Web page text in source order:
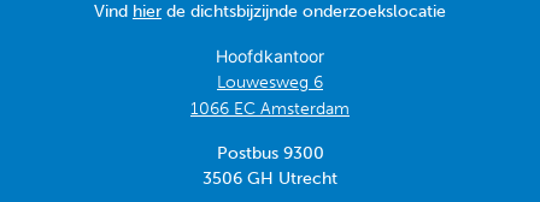
Vind hier de dichtsbijzijnde onderzoekslocatie
Hoofdkantoor
Louwesweg 6
1066 EC Amsterdam
Postbus 9300
3506 GH Utrecht